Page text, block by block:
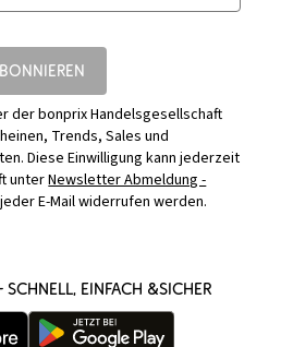
der bonprix Handelsgesellschaft
Trends, Sales und
Diese Einwilligung kann jederzeit
unterNewsletter Abmeldung -
E-Mail widerrufen werden.
EINFACH &SICHER